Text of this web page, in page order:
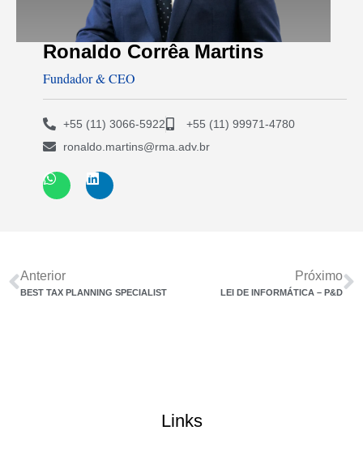
Ronaldo Corrêa Martins
Fundador & CEO
+55 (11) 3066-5922
+55 (11) 99971-4780
ronaldo.martins@rma.adv.br
Anterior
BEST TAX PLANNING SPECIALIST
Próximo
LEI DE INFORMÁTICA – P&D
Links